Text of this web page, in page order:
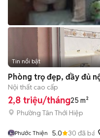
Tin nổi bật
Nội thất cao cấp
2,8 triệu/tháng25 m²
Phường Tân Thới Hiệp
Phước Thiện 5.0 30 đã bán